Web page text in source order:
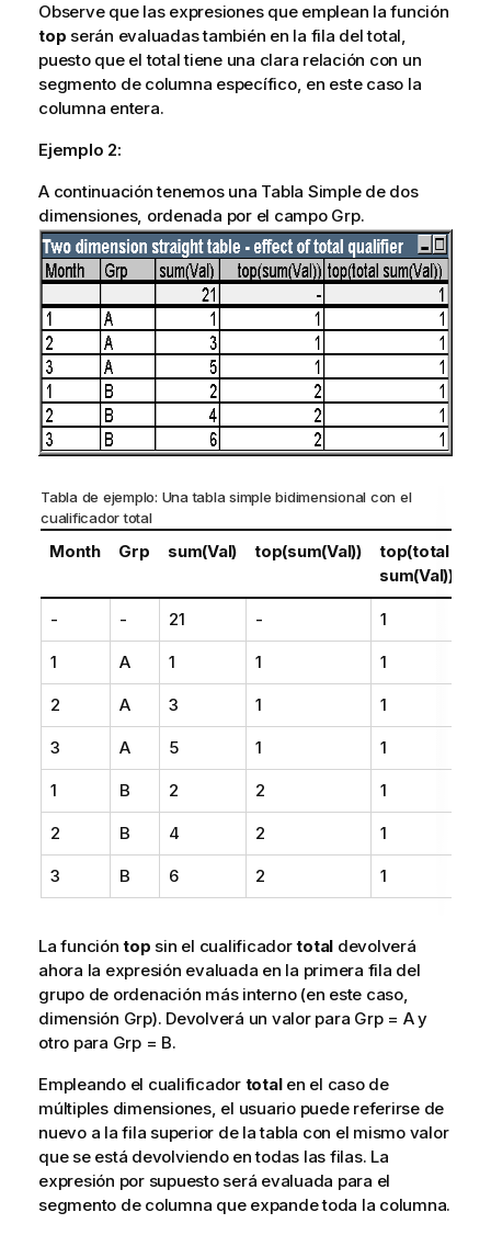
Observe que las expresiones que emplean la función
top serán evaluadas también en la fila del total,
puesto que el total tiene una clara relación con un
segmento de columna específico, en este caso la
columna entera.
Ejemplo 2:
A continuación tenemos una Tabla Simple de dos
dimensiones, ordenada por el campo Grp.
Tabla de ejemplo: Una tabla simple bidimensional con el
cualificadortotal
Month Grp sum(Val) top(sum(Val))
top(total
sum(Val))
- - 21 - 1
1 A 1 1 1
2 A 3 1 1
3 A 5 1 1
1 B 2 2 1
2 B 4 2 1
3 B 6 2 1
La funcióntop sin el cualificadortotal devolverá
ahora la expresión evaluada en la primera fila del
grupo de ordenación más interno (en este caso,
dimensión Grp). Devolverá un valor para Grp = A y
otro para Grp = B.
Empleando el cualificador totalen el caso de
múltiples dimensiones, el usuario puede referirse de
nuevo a la fila superior de la tabla con el mismo valor
que se está devolviendo en todas las filas. La
expresión por supuesto será evaluada para el
segmento de columna que expande toda la columna.